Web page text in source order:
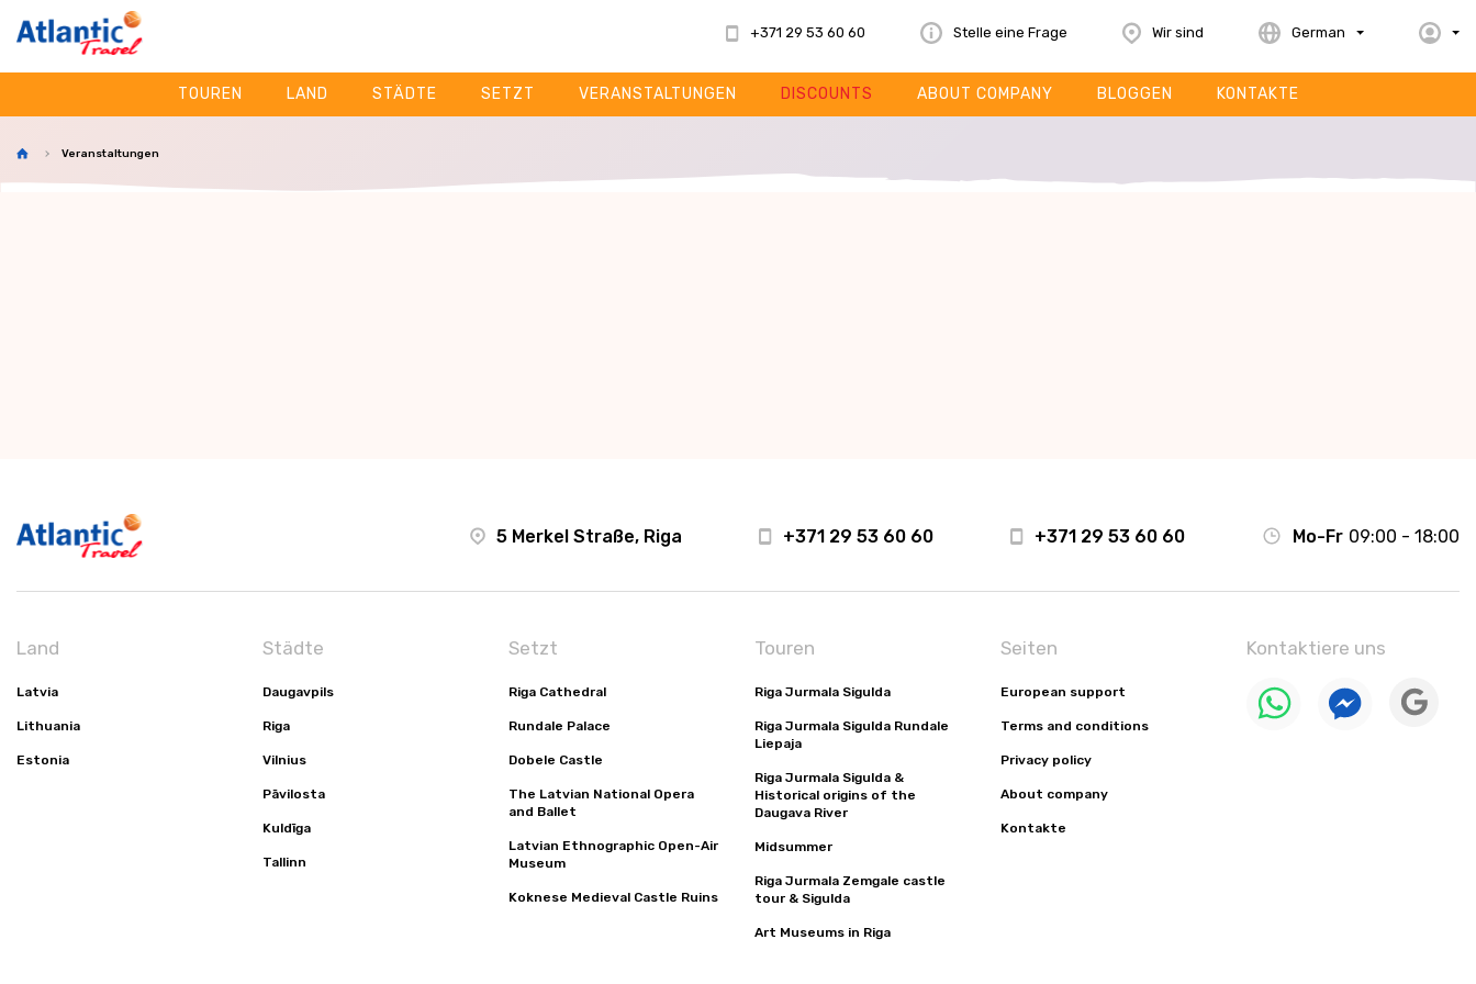
+371 29 53 60 60 Stelle eine Frage Wir sind German
TOUREN LAND STÄDTE SETZT VERANSTALTUNGEN DISCOUNTS ABOUT COMPANY BLOGGEN KONTAKTE
Veranstaltungen
5 Merkel Straße, Riga +371 29 53 60 60 +371 29 53 60 60 Mo-Fr 09:00 - 18:00
Land
Latvia
Lithuania
Estonia
Städte
Daugavpils
Riga
Vilnius
Pāvilosta
Kuldīga
Tallinn
Setzt
Riga Cathedral
Rundale Palace
Dobele Castle
The Latvian National Opera
and Ballet
Latvian Ethnographic Open-Air
Museum
Koknese Medieval Castle Ruins
Touren
Riga Jurmala Sigulda
Riga Jurmala Sigulda Rundale
Liepaja
Riga Jurmala Sigulda &
Historical origins of the
Daugava River
Midsummer
Riga Jurmala Zemgale castle
tour & Sigulda
Art Museums in Riga
Seiten
European support
Terms and conditions
Privacy policy
About company
Kontakte
Kontaktiere uns